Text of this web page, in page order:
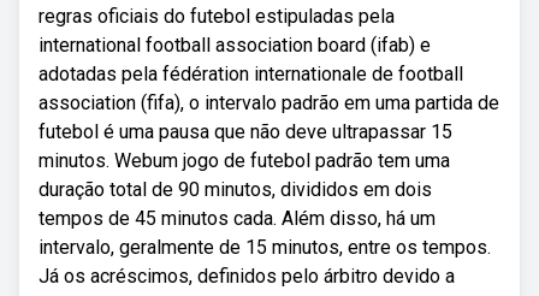
regras oficiais do futebol estipuladas pela
international football association board (ifab) e
adotadas pela fédération internationale de football
association (fifa), o intervalo padrão em uma partida de
futebol é uma pausa que não deve ultrapassar 15
minutos. Webum jogo de futebol padrão tem uma
duração total de 90 minutos, divididos em dois
tempos de 45 minutos cada. Além disso, há um
intervalo, geralmente de 15 minutos, entre os tempos.
Já os acréscimos, definidos pelo árbitro devido a